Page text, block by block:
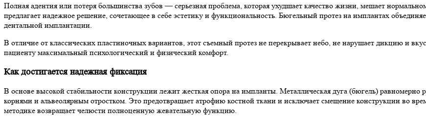
Полная адентия или потеря большинства зубов — серьезная проблема, которая ухудшает качество жизни, мешает
предлагает надежное решение, сочетающее в себе эстетику и функциональность. Бюгельный протез на имплантах
дентальной имплантации.
В отличие от классических пластиночных вариантов, этот съемный протез не перекрывает небо, не нарушает дикцию и
пациенту максимальный психологический и физический комфорт.
Как достигается надежная фиксация
В основе высокой стабильности конструкции лежит жесткая опора на импланты. Металлическая дуга (бюгель) равномерно
корнями и альвеолярным отростком. Это предотвращает атрофию костной ткани и исключает смещение конструкции во
методике возвращает челюсти полноценную жевательную функцию.